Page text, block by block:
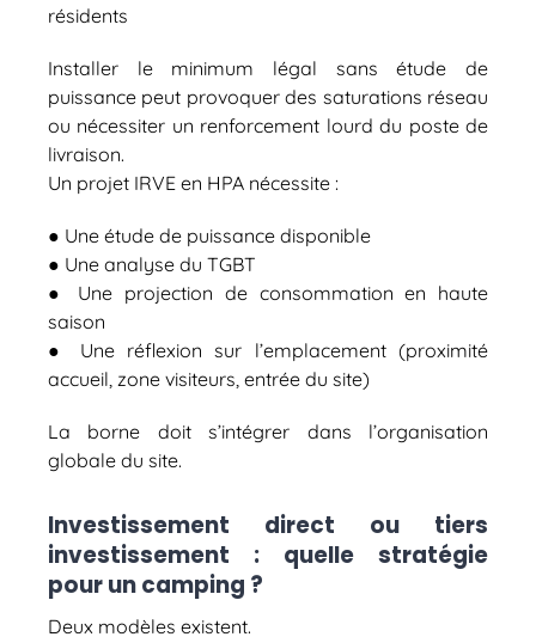
résidents
Installer le minimum légal sans étude de
puissance peut provoquer des saturations réseau
ou nécessiter un renforcement lourd du poste de
livraison.
Un projet IRVE en HPA nécessite :
● Une étude de puissance disponible
● Une analyse du TGBT
● Une projection de consommation en haute
saison
● Une réflexion sur l’emplacement (proximité
accueil, zone visiteurs, entrée du site)
La borne doit s’intégrer dans l’organisation
globale du site.
Investissement direct ou tiers
investissement : quelle stratégie
pour un camping ?
Deux modèles existent.